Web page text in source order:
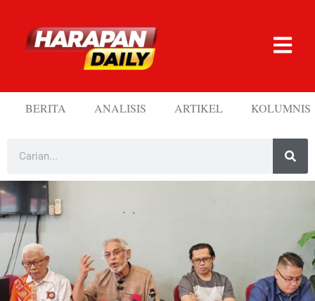
BERITA ANALISIS ARTIKEL KOLUMNIS